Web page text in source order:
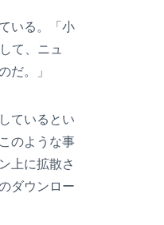
いる。「小
て、ニュ
だ。」
ているとい
のような事
上に拡散さ
ダウンロー